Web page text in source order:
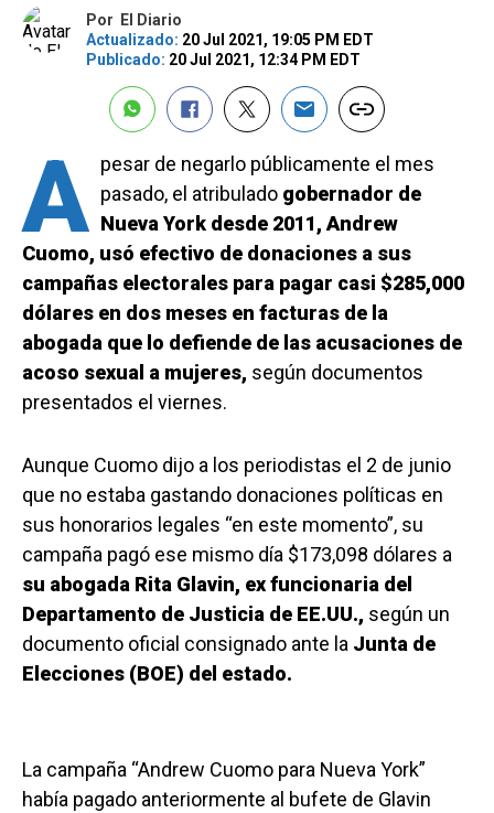
Por
El Diario
Actualizado: 20 Jul 2021, 19:05 PM EDT
Publicado: 20 Jul 2021, 12:34 PM EDT
A pesar de negarlo públicamente el mes
pasado, el atribulado gobernador de
Nueva York desde 2011, Andrew
Cuomo, usó efectivo de donaciones a sus
campañas electorales para pagar casi $285,000
dólares en dos meses en facturas de la
abogada que lo defiende de las acusaciones de
acoso sexual a mujeres, según documentos
presentados el viernes.
Aunque Cuomo dijo a los periodistas el 2 de junio
que no estaba gastando donaciones políticas en
sus honorarios legales “en este momento”, su
campaña pagó ese mismo día $173,098 dólares a
su abogada Rita Glavin, ex funcionaria del
Departamento de Justicia de EE.UU., según un
documento oficial consignado ante la Junta de
Elecciones (BOE) del estado.
La campaña “Andrew Cuomo para Nueva York”
había pagado anteriormente al bufete de Glavin